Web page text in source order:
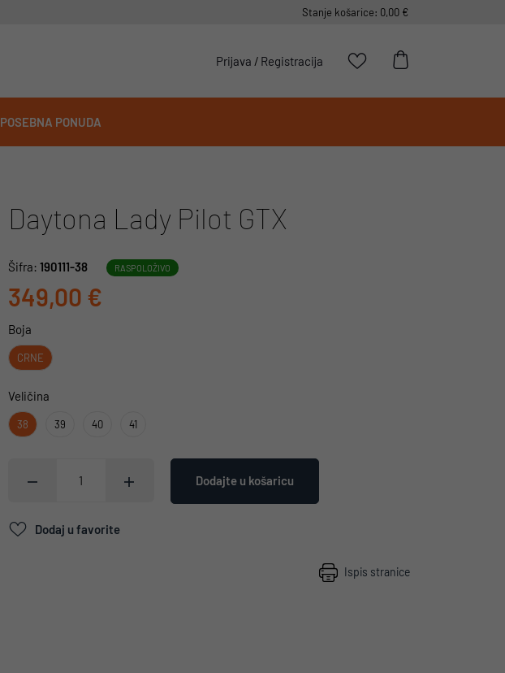
Stanje košarice: 0,00 €
Prijava / Registracija
POSEBNA PONUDA
Daytona Lady Pilot GTX
Šifra: 190111-38 RASPOLOŽIVO
349,00 €
Boja
CRNE
Veličina
38 39 40 41
Dodajte u košaricu
Dodaj u favorite
Ispis stranice